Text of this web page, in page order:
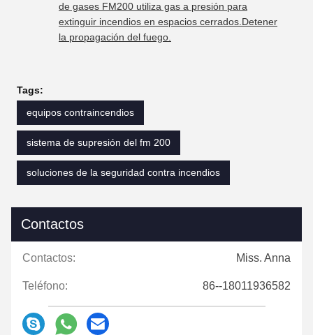
de gases FM200 utiliza gas a presión para
extinguir incendios en espacios cerrados.Detener
la propagación del fuego.
Tags:
equipos contraincendios
sistema de supresión del fm 200
soluciones de la seguridad contra incendios
Contactos
Contactos: Miss. Anna
Teléfono: 86--18011936582